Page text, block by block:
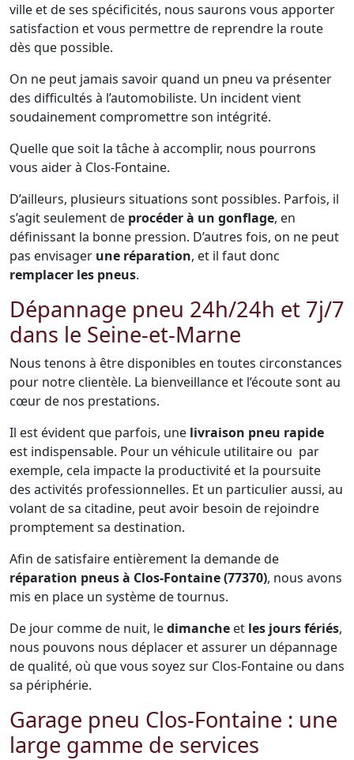
ville et de ses spécificités, nous saurons vous apporter
satisfaction et vous permettre de reprendre la route
dès que possible.
On ne peut jamais savoir quand un pneu va présenter
des difficultés à l’automobiliste. Un incident vient
soudainement compromettre son intégrité.
Quelle que soit la tâche à accomplir, nous pourrons
vous aider à Clos-Fontaine.
D’ailleurs, plusieurs situations sont possibles. Parfois, il
s’agit seulement de procéder à un gonflage, en
définissant la bonne pression. D’autres fois, on ne peut
pas envisager une réparation, et il faut donc
remplacer les pneus.
Dépannage pneu 24h/24h et 7j/7
dans le Seine-et-Marne
Nous tenons à être disponibles en toutes circonstances
pour notre clientèle. La bienveillance et l’écoute sont au
cœur de nos prestations.
Il est évident que parfois, une livraison pneu rapide
est indispensable. Pour un véhicule utilitaire ou par
exemple, cela impacte la productivité et la poursuite
des activités professionnelles. Et un particulier aussi, au
volant de sa citadine, peut avoir besoin de rejoindre
promptement sa destination.
Afin de satisfaire entièrement la demande de
réparation pneus à Clos-Fontaine (77370), nous avons
mis en place un système de tournus.
De jour comme de nuit, ledimanche et les jours fériés,
nous pouvons nous déplacer et assurer un dépannage
de qualité, où que vous soyez sur Clos-Fontaine ou dans
sa périphérie.
Garage pneu Clos-Fontaine : une
large gamme de services